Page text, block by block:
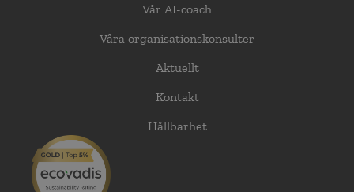
Vår AI-coach
Våra organisationskonsulter
Aktuellt
Kontakt
Hållbarhet